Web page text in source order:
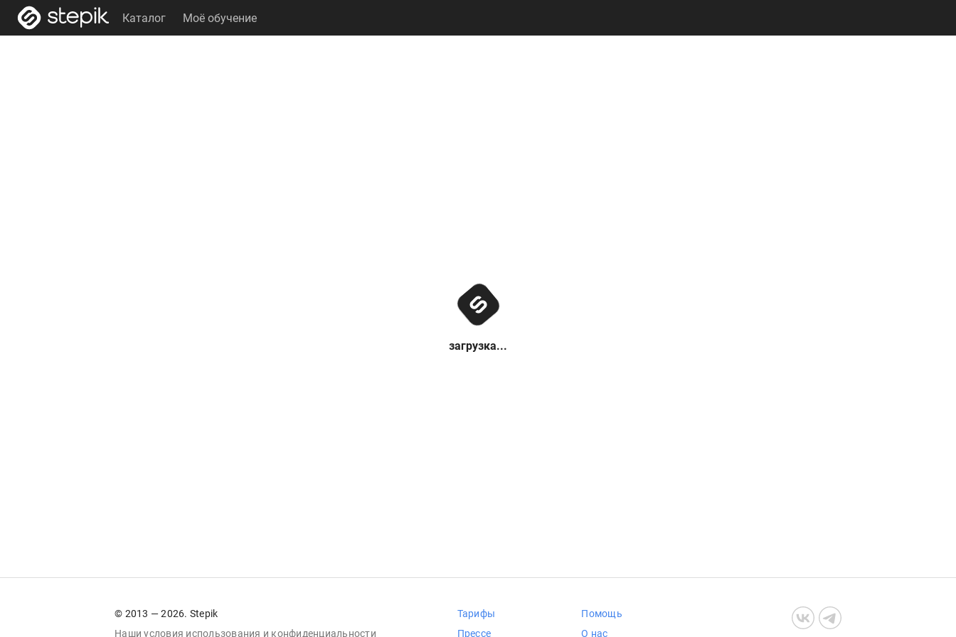
Каталог Моё обучение
загрузка...
© 2013 — 2026. Stepik
Наши условия использования и конфиденциальности
Тарифы
Прессе
Помощь
О нас